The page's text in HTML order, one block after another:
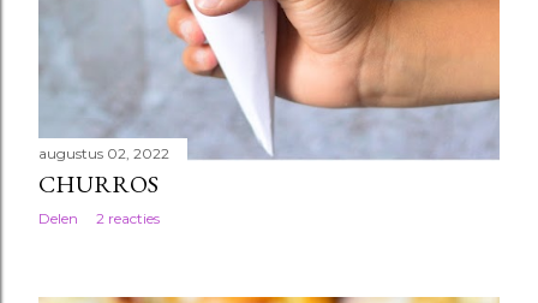
augustus 02, 2022
CHURROS
Delen 2 reacties